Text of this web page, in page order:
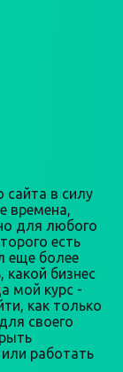
сайта в силу
времена,
для любого
есть
еще более
бизнес
мой курс -
как только
своего
работать